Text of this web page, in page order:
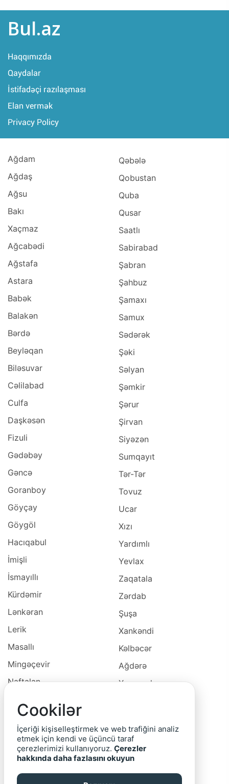
Bul.az
Haqqımızda
Qaydalar
İstifadəçi razılaşması
Elan vermək
Privacy Policy
Ağdam
Ağdaş
Ağsu
Bakı
Xaçmaz
Ağcabədi
Ağstafa
Astara
Babək
Balakən
Bərdə
Beyləqan
Biləsuvar
Cəlilabad
Culfa
Daşkəsən
Fizuli
Gədəbəy
Gəncə
Goranboy
Göyçay
Göygöl
Hacıqabul
İmişli
İsmayıllı
Kürdəmir
Lənkəran
Lerik
Masallı
Mingəçevir
Naftalan
Neftçala
Oğuz
Ordubad
Qəbələ
Qobustan
Quba
Qusar
Saatlı
Sabirabad
Şabran
Şahbuz
Şamaxı
Samux
Sədərək
Şəki
Səlyan
Şəmkir
Şərur
Şirvan
Siyəzən
Sumqayıt
Tər-Tər
Tovuz
Ucar
Xızı
Yardımlı
Yevlax
Zaqatala
Zərdab
Şuşa
Xankəndi
Kəlbəcər
Ağdərə
Xocavəd
Cəbrayıl
Qubadlı
Cookilər
İçeriği kişiselleştirmek ve web trafiğini analiz
etmek için kendi ve üçüncü taraf
çerezlerimizi kullanıyoruz. Çerezler
hakkında daha fazlasını okuyun